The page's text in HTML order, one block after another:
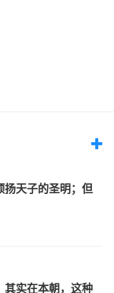
扬天子的圣明；但
其实在本朝，这种